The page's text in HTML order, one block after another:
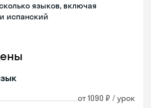
языков, включая
испанский
от 1090 ₽ / урок